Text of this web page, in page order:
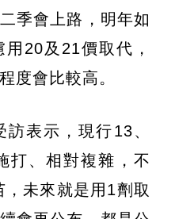
季會上路，明年如
20及21價取代，
度會比較高。
表示，現行13、
打、相對複雜，不
未來就是用1劑取